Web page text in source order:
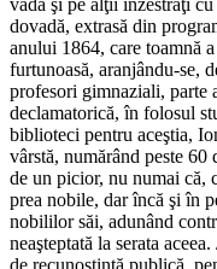
vadă şi pe alţii înzestraţi
dovadă, extrasă din
anului 1864, care toamnă
furtunoasă, aranjându-se,
profesori gimnaziali, parte
declamatorică, în folosul
biblioteci pentru aceştia,
vârstă, numărând peste 60
de un picior, nu numai că,
prea nobile, dar încă şi în
nobililor săi, adunând
neaşteptată la serata